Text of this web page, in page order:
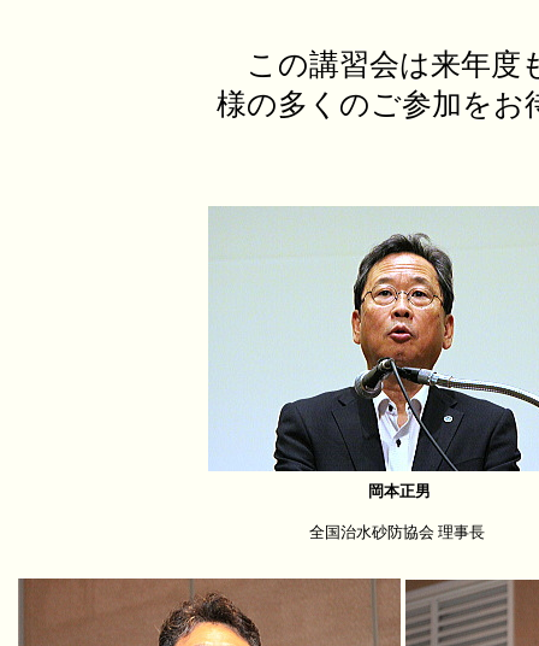
この講習会は来年度
様の多くのご参加をお
岡本正男
全国治水砂防協会 理事長